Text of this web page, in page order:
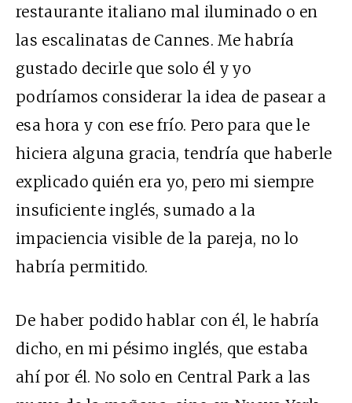
restaurante italiano mal iluminado o en
las escalinatas de Cannes. Me habría
gustado decirle que solo él y yo
podríamos considerar la idea de pasear a
esa hora y con ese frío. Pero para que le
hiciera alguna gracia, tendría que haberle
explicado quién era yo, pero mi siempre
insuficiente inglés, sumado a la
impaciencia visible de la pareja, no lo
habría permitido.
De haber podido hablar con él, le habría
dicho, en mi pésimo inglés, que estaba
ahí por él. No solo en Central Park a las